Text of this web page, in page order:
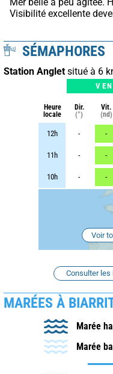
Visibilité excellente
SÉMAPHORES
Station Anglet situé à 6
Heure
locale
Dir.
(°)
Vit.
(nd)
12h - -
11h - -
10h - -
Voir
Consulter
MARÉES À
Marée
Marée